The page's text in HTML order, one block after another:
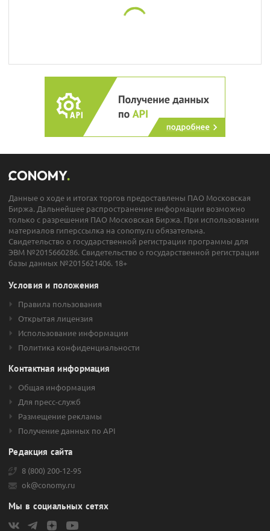
Данные о ходе и итогах торгов предоставлены ПАО Московская
Биржа. Дальнейшее распространение информации возможно
только с разрешения ПАО Московская Биржа. При использовании
материалов гиперссылка на conomy.ru обязательна.
Свидетельство о государственной регистрации программы для
ЭВМ №2015660286. Свидетельство о государственной регистрации
базы данных №2015621406. 18+
Условия и положения
Правила пользования
Открытая лицензия
Использование информации
Политика конфиденциальности
Контактная информация
Общая информация
Для пресс-служб
Размещение рекламы
Получение данных по API
Редакция сайта
8 (800) 200-12-95
ok@conomy.ru
Мы в социальных сетях